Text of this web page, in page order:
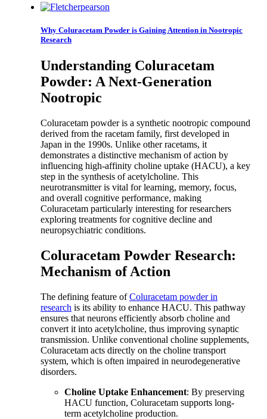
Why Coluracetam Powder is Gaining Attention in Nootropic
Research
Understanding Coluracetam
Powder: A Next-Generation
Nootropic
Coluracetam powder is a synthetic nootropic compound
derived from the racetam family, first developed in
Japan in the 1990s. Unlike other racetams, it
demonstrates a distinctive mechanism of action by
influencing high-affinity choline uptake (HACU), a key
step in the synthesis of acetylcholine. This
neurotransmitter is vital for learning, memory, focus,
and overall cognitive performance, making
Coluracetam particularly interesting for researchers
exploring treatments for cognitive decline and
neuropsychiatric conditions.
Coluracetam Powder Research:
Mechanism of Action
The defining feature ofColuracetam powder in
research is its ability to enhance HACU. This pathway
ensures that neurons efficiently absorb choline and
convert it into acetylcholine, thus improving synaptic
transmission. Unlike conventional choline supplements,
Coluracetam acts directly on the choline transport
system, which is often impaired in neurodegenerative
disorders.
Choline Uptake Enhancement: By preserving
HACU function, Coluracetam supports long-
term acetylcholine production.